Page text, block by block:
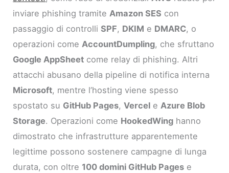
inviare phishing tramiteAmazon SES con
passaggio di controlliSPF, DKIM e DMARC, o
operazioni comeAccountDumpling, che sfruttano
Google AppSheet come relay di phishing. Altri
attacchi abusano della pipeline di notifica interna
Microsoft, mentre l’hosting viene spesso
spostato su GitHub Pages,Vercel eAzure Blob
Storage. Operazioni come HookedWing hanno
dimostrato che infrastrutture apparentemente
legittime possono sostenere campagne di lunga
durata, con oltre 100 domini GitHub Pages e